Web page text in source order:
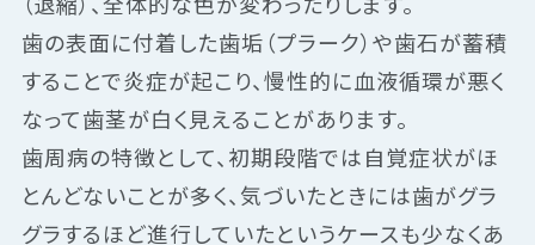
歯の表面に付着した歯垢（プラーク）や歯石が蓄積
することで炎症が起こり、慢性的に血液循環が悪く
なって歯茎が白く見えることがあります。
歯周病の特徴として、初期段階では自覚症状がほ
とんどないことが多く、気づいたときには歯がグラ
グラするほど進行していたというケースも少なくあ